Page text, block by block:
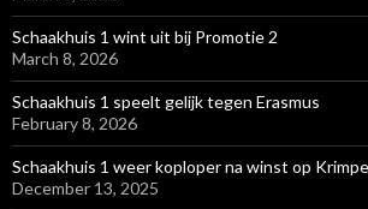
Schaakhuis 1 wint uit bij Promotie 2
March 8, 2026
Schaakhuis 1 speelt gelijk tegen Erasmus
February 8, 2026
Schaakhuis 1 weer koploper na winst op
December 13, 2025